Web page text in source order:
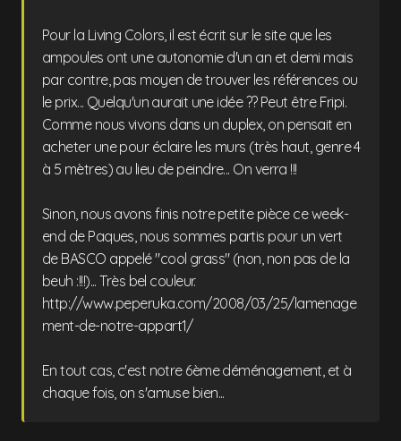
Pour la Living Colors, il est écrit sur le site que les
ampoules ont une autonomie d'un an et demi mais
par contre, pas moyen de trouver les références ou
le prix... Quelqu'un aurait une idée ?? Peut être Fripi.
Comme nous vivons dans un duplex, on pensait en
acheter une pour éclaire les murs (très haut, genre 4
à 5 mètres) au lieu de peindre... On verra !!!
Sinon, nous avons finis notre petite pièce ce week-
end de Paques, nous sommes partis pour un vert
de BASCO appelé "cool grass" (non, non pas de la
beuh :!!!)... Très bel couleur.
http://www.peperuka.com/2008/03/25/lamenage
ment-de-notre-appart1/
En tout cas, c'est notre 6ème déménagement, et à
chaque fois, on s'amuse bien...